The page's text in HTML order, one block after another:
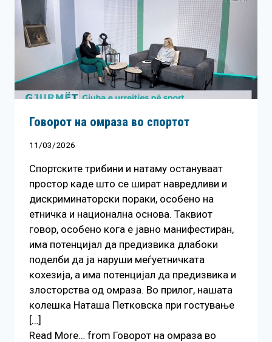
Говорот на омраза во спортот
11/03/2026
Спортските трибини и натаму остануваат
простор каде што се шират навредливи и
дискриминаторски пораки, особено на
етничка и национална основа. Таквиот
говор, особено кога е јавно манифестиран,
има потенцијал да предизвика длабоки
поделби да ја наруши меѓуетничката
кохезија, а има потенцијал да предизвика и
злосторства од омраза. Во прилог, нашата
колешка Наташа Петковска при гостување
[…]
Read More… from Говорот на омраза во